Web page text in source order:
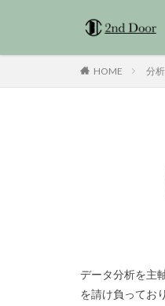
HOME 分
データ分析を主
を請け負ってお